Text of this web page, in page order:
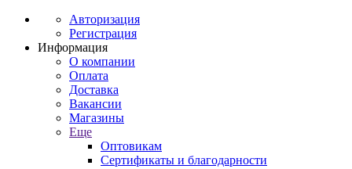
Авторизация
Регистрация
Информация
О компании
Оплата
Доставка
Вакансии
Магазины
Еще
Оптовикам
Сертификаты и благодарности